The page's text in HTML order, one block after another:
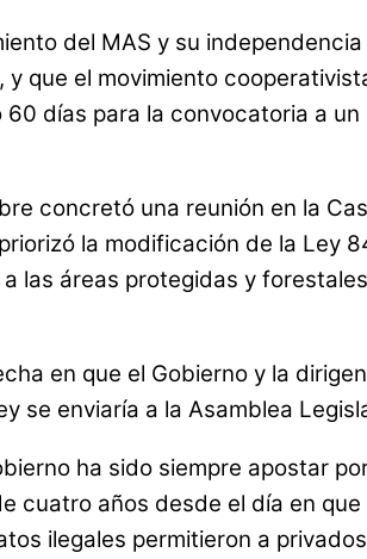
del MAS y su
que el movimiento
días para la convocatoria a
concretó una reunión en la
la modificación de la Ley
las áreas protegidas y
en que el Gobierno y la
se enviaría a la Asamblea
ha sido siempre apostar
cuatro años desde el día en
ilegales permitieron a